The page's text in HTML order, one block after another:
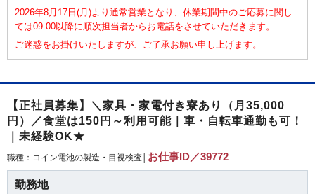
2026年8月17日(月)より通常営業となり、休業期間中のご応募に関し
ては09:00以降に順次担当者からお電話をさせていただきます。
ご迷惑をお掛けいたしますが、ご了承お願い申し上げます。
【正社員募集】＼家具・家電付き寮あり（月35,000
円）／食堂は150円～利用可能｜車・自転車通勤も可！
｜未経験OK★
職種：コイン電池の製造・目視検査│ お仕事ID／39772
勤務地